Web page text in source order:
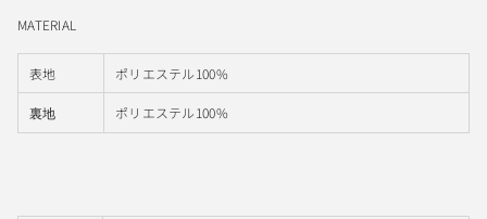
MATERIAL
表地 ポリエステル100%
裏地 ポリエステル100%